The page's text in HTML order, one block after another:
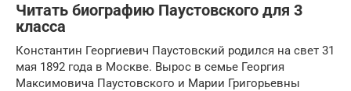
Читать биографию Паустовского для 3
класса
Константин Георгиевич Паустовский родился на свет 31
мая 1892 года в Москве. Вырос в семье Георгия
Максимовича Паустовского и Марии Григорьевны